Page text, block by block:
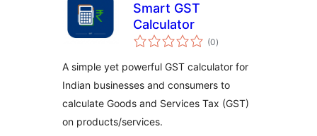
Smart GST
Calculator
(0કુલ
રેટિંગ્સ
)
A simple yet powerful GST calculator for
Indian businesses and consumers to
calculate Goods and Services Tax (GST)
on products/services.